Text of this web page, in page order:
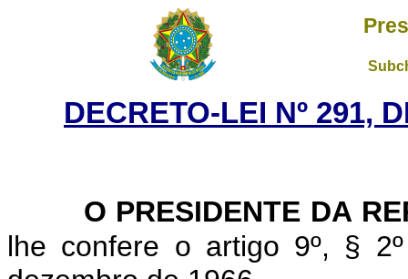
DECRETO-LEI Nº 291,
O PRESIDENTE DA
lhe confere o artigo 9º, §